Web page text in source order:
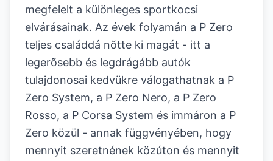
megfelelt a különleges sportkocsi
elvárásainak. Az évek folyamán a P Zero
teljes családdá nõtte ki magát - itt a
legerõsebb és legdrágább autók
tulajdonosai kedvükre válogathatnak a P
Zero System, a P Zero Nero, a P Zero
Rosso, a P Corsa System és immáron a P
Zero közül - annak függvényében, hogy
mennyit szeretnének közúton és mennyit